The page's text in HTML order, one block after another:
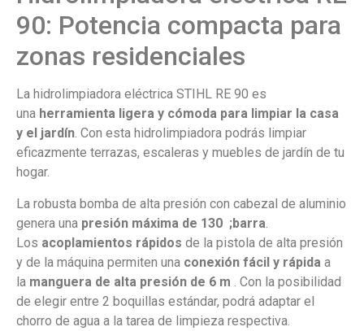
90: Potencia compacta para
zonas residenciales
La hidrolimpiadora eléctrica STIHL RE 90 es
una herramienta ligera y cómoda para limpiar la casa
y el jardín. Con esta hidrolimpiadora podrás limpiar
eficazmente terrazas, escaleras y muebles de jardín de tu
hogar.
La robusta bomba de alta presión con cabezal de aluminio
genera una presión máxima de 130 ;barra
Los acoplamientos rápidos de la pistola de alta presión
y de la máquina permiten una conexión fácil y rápida a
la manguera de alta presión de 6 m . Con la posibilidad
de elegir entre 2 boquillas estándar, podrá adaptar el
chorro de agua a la tarea de limpieza respectiva.